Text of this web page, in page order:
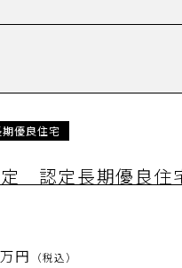
期優良住宅
定 認定長期優良
万円 （税込）